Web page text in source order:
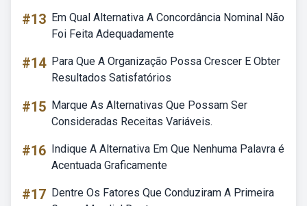
#13 Em Qual Alternativa A Concordância Nominal Não
Foi Feita Adequadamente
#14 Para Que A Organização Possa Crescer E Obter
Resultados Satisfatórios
#15 Marque As Alternativas Que Possam Ser
Consideradas Receitas Variáveis.
#16 Indique A Alternativa Em Que Nenhuma Palavra é
Acentuada Graficamente
#17 Dentre Os Fatores Que Conduziram A Primeira